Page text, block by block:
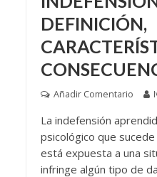
DEFINICIÓN,
Añadir Comentario
La indefensión
psicológico que
está expuesta a una
infringe algún tipo de